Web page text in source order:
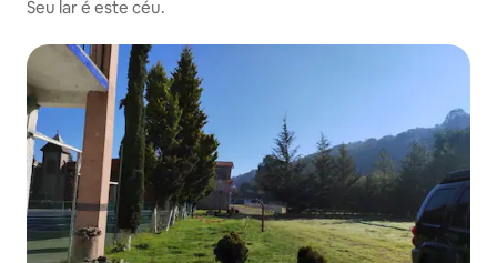
Seu lar é este céu.